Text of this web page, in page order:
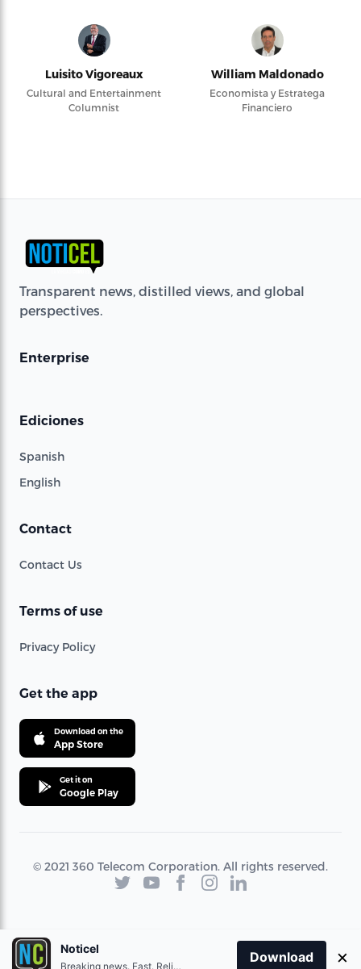
Luisito Vigoreaux
Cultural and Entertainment
Columnist
William Maldonado
Economista y Estratega
Financiero
Transparent news, distilled views, and global
perspectives.
Enterprise
Ediciones
Spanish
English
Contact
Contact Us
Terms of use
Privacy Policy
Get the app
Download on the
App Store
Get it on
Google Play
© 2021 360 Telecom Corporation. All rights reserved.
Noticel
Breaking news. Fast. Reliable.
Download ×